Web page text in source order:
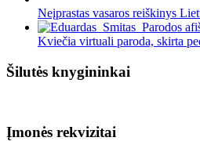
Neįprastas vasaros reiškinys
Kviečia virtuali paroda, skirta
Šilutės knygininkai
Įmonės rekvizitai